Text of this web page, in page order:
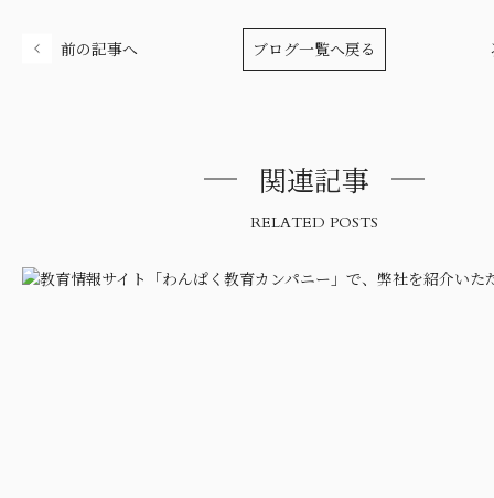
前の記事へ ブログ一覧へ戻る
関連記事
RELATED POSTS